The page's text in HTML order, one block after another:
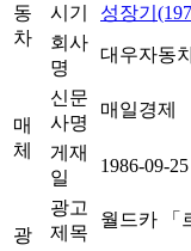
동
차
시기
성장기
회사
명
대우자동
매
체
신문
사명
매일경제
게재
일
1986-09-25
광
광고
제목
월드카 「